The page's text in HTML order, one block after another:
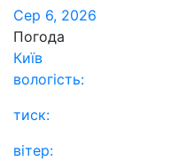
Сер 6, 2026
Погода
Київ
вологість:
тиск:
вітер: